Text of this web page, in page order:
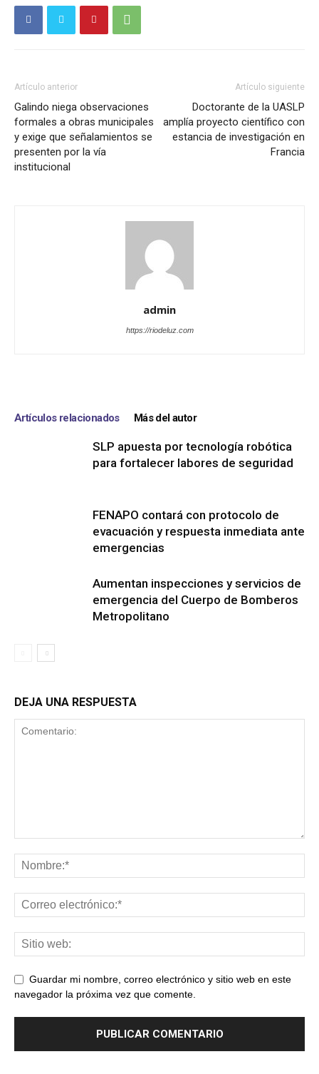
Artículo anterior
Galindo niega observaciones
formales a obras municipales
y exige que señalamientos se
presenten por la vía
institucional
Artículo siguiente
Doctorante de la UASLP
amplía proyecto científico con
estancia de investigación en
Francia
admin
https://riodeluz.com
Artículos relacionados Más del autor
SLP apuesta por tecnología robótica
para fortalecer labores de seguridad
FENAPO contará con protocolo de
evacuación y respuesta inmediata ante
emergencias
Aumentan inspecciones y servicios de
emergencia del Cuerpo de Bomberos
Metropolitano
DEJA UNA RESPUESTA
Guardar mi nombre, correo electrónico y sitio web en este
navegador la próxima vez que comente.